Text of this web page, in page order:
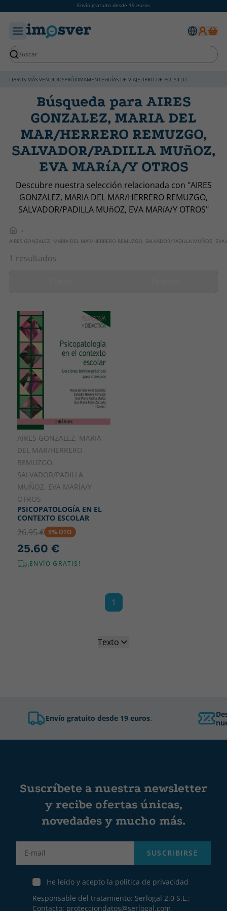
Envío gratuito desde 19 euros
LIBROS MÁS VENDIDOSPRÓXIMAMENTEGUÍAS DE VIAJELIBRO DE BOLSILLO
Búsqueda para AIRES
GONZALEZ, MARIA DEL
MAR/HERRERO REMUZGO,
SALVADOR/PADILLA MUñOZ,
EVA MARíA/Y OTROS
Descubre nuestra selección relacionada con "AIRES
GONZALEZ, MARIA DEL MAR/HERRERO REMUZGO,
SALVADOR/PADILLA MUñOZ, EVA MARíA/Y OTROS"
AIRES GONZALEZ, MARIA DEL MAR/HERRERO REMUZGO, SALVADOR/PADILLA MUÑOZ, EVA
1 resultados
AIRES GONZALEZ, MARIA
DEL MAR/HERRERO
REMUZGO,
SALVADOR/PADILLA
MUÑOZ, EVA MARÍA/Y
OTROS
PSICOPATOLOGÍA EN EL
CONTEXTO ESCOLAR
26.95 € 5% DTO
25.60 €
¡ENVÍO GRATIS!
1
Texto
Envío gratuito desde 19 euros.
Suscríbete a nuestra newsletter
y recibe ofertas únicas,
novedades y mucho más.
SUSCRIBIRSE
He leído y acepto la política de privacidad
Responsable del tratamiento: Serlogal 2.0 S.L.;
Contacto: protecciondatos@serlogal.com